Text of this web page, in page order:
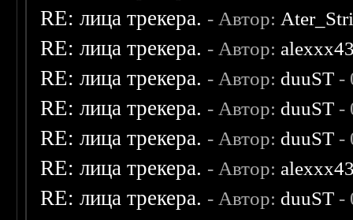
RE: лица трекера. - Автор:
RE: лица трекера. - Автор:
RE: лица трекера. - Автор: duuST -
RE: лица трекера. - Автор: duuST -
RE: лица трекера. - Автор: duuST -
RE: лица трекера. - Автор:
RE: лица трекера. - Автор: duuST -